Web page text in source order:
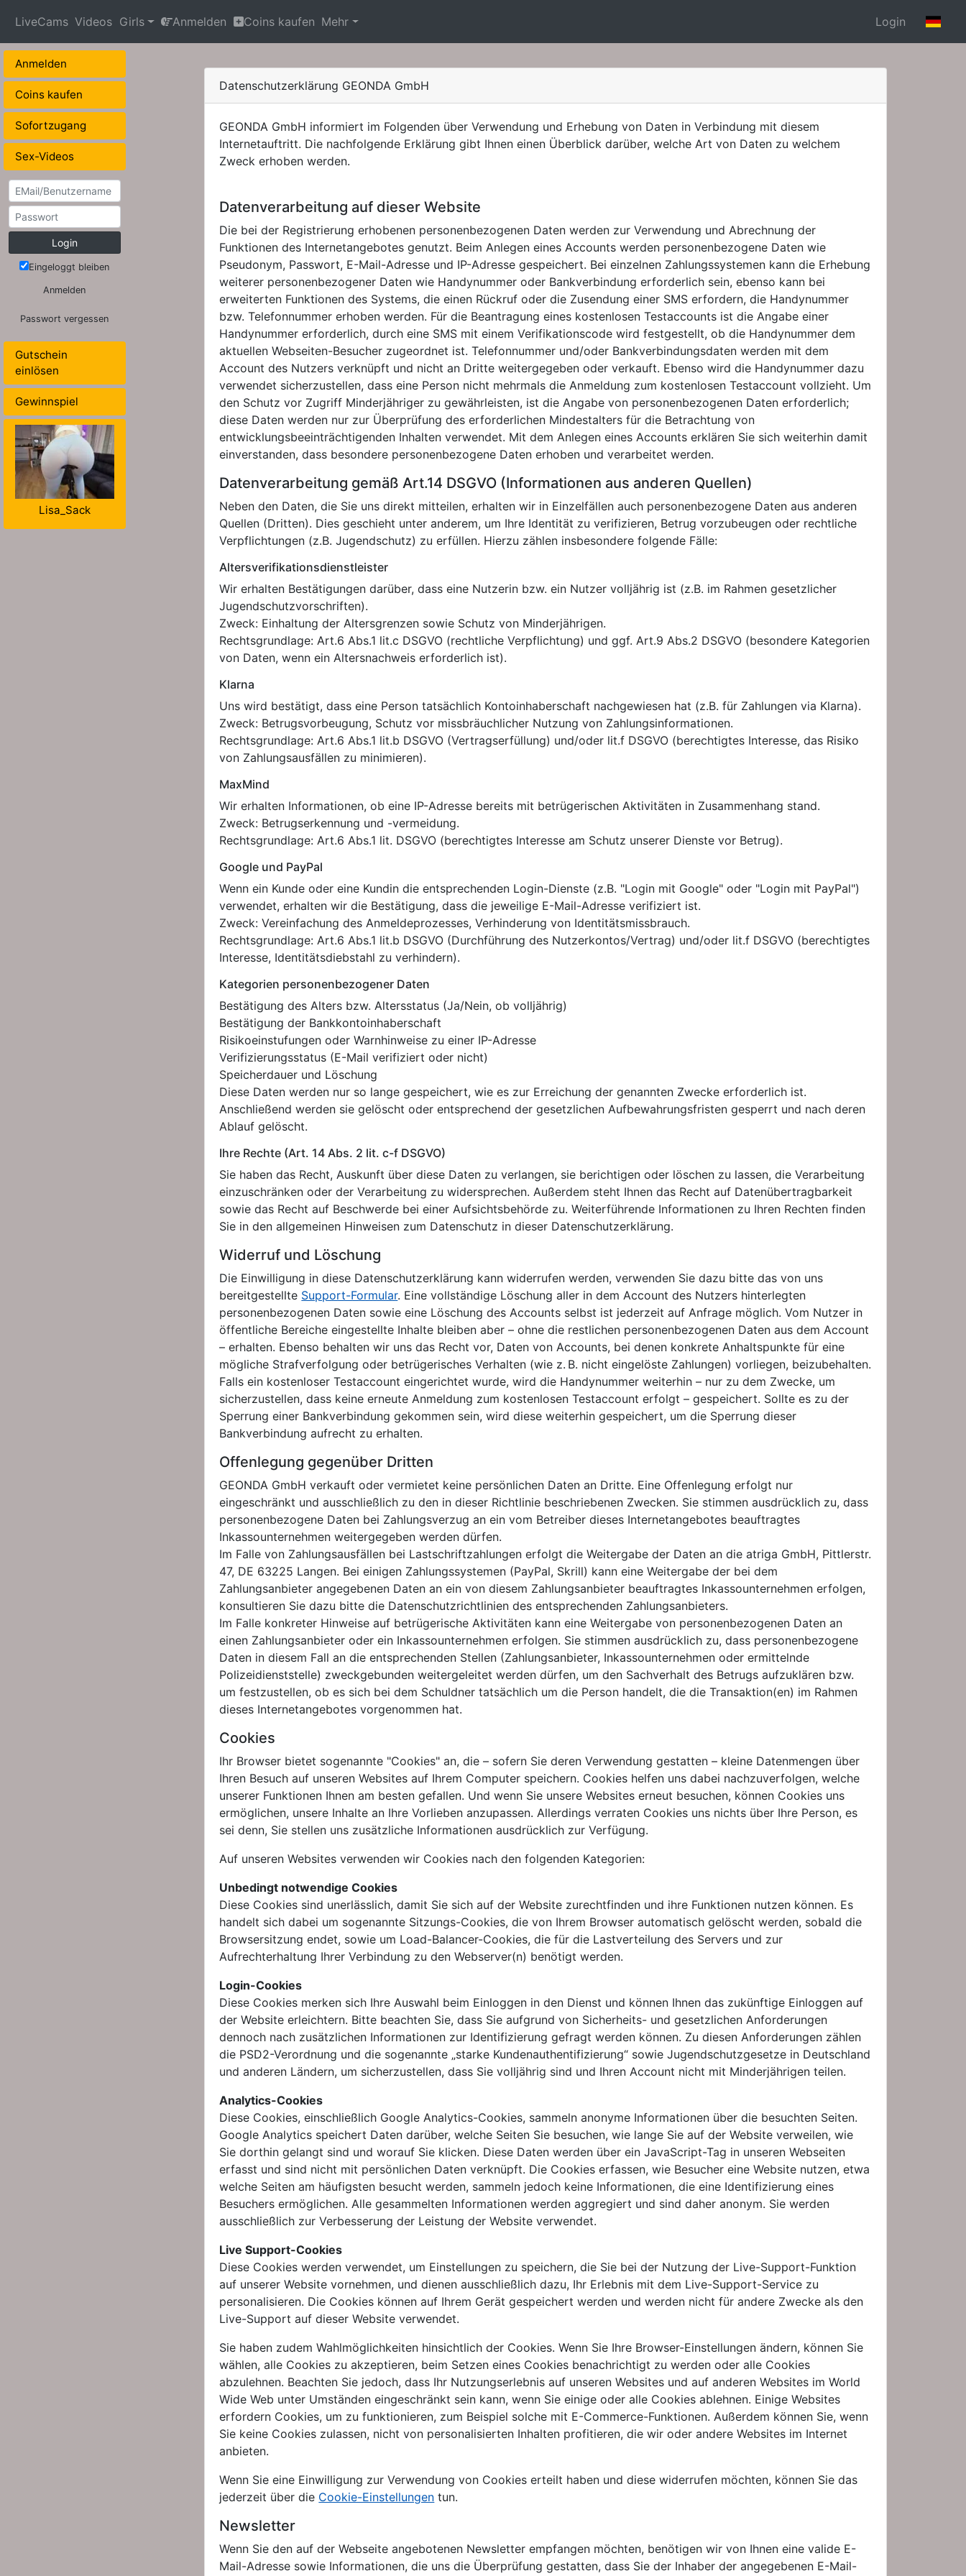
LiveCams Videos Girls Anmelden Coins kaufen Mehr Login
Anmelden
Coins kaufen
Sofortzugang
Sex-Videos
Login
Eingeloggt bleiben
Anmelden
Passwort vergessen
Gutschein
einlösen
Gewinnspiel
Lisa_Sack
Datenschutzerklärung GEONDA GmbH
GEONDA GmbH informiert im Folgenden über Verwendung und Erhebung von Daten in Verbindung mit diesem
Internetauftritt. Die nachfolgende Erklärung gibt Ihnen einen Überblick darüber, welche Art von Daten zu welchem
Zweck erhoben werden.
Datenverarbeitung auf dieser Website
Die bei der Registrierung erhobenen personenbezogenen Daten werden zur Verwendung und Abrechnung der
Funktionen des Internetangebotes genutzt. Beim Anlegen eines Accounts werden personenbezogene Daten wie
Pseudonym, Passwort, E-Mail-Adresse und IP-Adresse gespeichert. Bei einzelnen Zahlungssystemen kann die Erhebung
weiterer personenbezogener Daten wie Handynummer oder Bankverbindung erforderlich sein, ebenso kann bei
erweiterten Funktionen des Systems, die einen Rückruf oder die Zusendung einer SMS erfordern, die Handynummer
bzw. Telefonnummer erhoben werden. Für die Beantragung eines kostenlosen Testaccounts ist die Angabe einer
Handynummer erforderlich, durch eine SMS mit einem Verifikationscode wird festgestellt, ob die Handynummer dem
aktuellen Webseiten-Besucher zugeordnet ist. Telefonnummer und/oder Bankverbindungsdaten werden mit dem
Account des Nutzers verknüpft und nicht an Dritte weitergegeben oder verkauft. Ebenso wird die Handynummer dazu
verwendet sicherzustellen, dass eine Person nicht mehrmals die Anmeldung zum kostenlosen Testaccount vollzieht. Um
den Schutz vor Zugriff Minderjähriger zu gewährleisten, ist die Angabe von personenbezogenen Daten erforderlich;
diese Daten werden nur zur Überprüfung des erforderlichen Mindestalters für die Betrachtung von
entwicklungsbeeinträchtigenden Inhalten verwendet. Mit dem Anlegen eines Accounts erklären Sie sich weiterhin damit
einverstanden, dass besondere personenbezogene Daten erhoben und verarbeitet werden.
Datenverarbeitung gemäß Art.14 DSGVO (Informationen aus anderen Quellen)
Neben den Daten, die Sie uns direkt mitteilen, erhalten wir in Einzelfällen auch personenbezogene Daten aus anderen
Quellen (Dritten). Dies geschieht unter anderem, um Ihre Identität zu verifizieren, Betrug vorzubeugen oder rechtliche
Verpflichtungen (z.B. Jugendschutz) zu erfüllen. Hierzu zählen insbesondere folgende Fälle:
Altersverifikationsdienstleister
Wir erhalten Bestätigungen darüber, dass eine Nutzerin bzw. ein Nutzer volljährig ist (z.B. im Rahmen gesetzlicher
Jugendschutzvorschriften).
Zweck: Einhaltung der Altersgrenzen sowie Schutz von Minderjährigen.
Rechtsgrundlage: Art.6 Abs.1 lit.c DSGVO (rechtliche Verpflichtung) und ggf. Art.9 Abs.2 DSGVO (besondere Kategorien
von Daten, wenn ein Altersnachweis erforderlich ist).
Klarna
Uns wird bestätigt, dass eine Person tatsächlich Kontoinhaberschaft nachgewiesen hat (z.B. für Zahlungen via Klarna).
Zweck: Betrugsvorbeugung, Schutz vor missbräuchlicher Nutzung von Zahlungsinformationen.
Rechtsgrundlage: Art.6 Abs.1 lit.b DSGVO (Vertragserfüllung) und/oder lit.f DSGVO (berechtigtes Interesse, das Risiko
von Zahlungsausfällen zu minimieren).
MaxMind
Wir erhalten Informationen, ob eine IP-Adresse bereits mit betrügerischen Aktivitäten in Zusammenhang stand.
Zweck: Betrugserkennung und -vermeidung.
Rechtsgrundlage: Art.6 Abs.1 lit. DSGVO (berechtigtes Interesse am Schutz unserer Dienste vor Betrug).
Google und PayPal
Wenn ein Kunde oder eine Kundin die entsprechenden Login-Dienste (z.B. "Login mit Google" oder "Login mit PayPal")
verwendet, erhalten wir die Bestätigung, dass die jeweilige E-Mail-Adresse verifiziert ist.
Zweck: Vereinfachung des Anmeldeprozesses, Verhinderung von Identitätsmissbrauch.
Rechtsgrundlage: Art.6 Abs.1 lit.b DSGVO (Durchführung des Nutzerkontos/Vertrag) und/oder lit.f DSGVO (berechtigtes
Interesse, Identitätsdiebstahl zu verhindern).
Kategorien personenbezogener Daten
Bestätigung des Alters bzw. Altersstatus (Ja/Nein, ob volljährig)
Bestätigung der Bankkontoinhaberschaft
Risikoeinstufungen oder Warnhinweise zu einer IP-Adresse
Verifizierungsstatus (E-Mail verifiziert oder nicht)
Speicherdauer und Löschung
Diese Daten werden nur so lange gespeichert, wie es zur Erreichung der genannten Zwecke erforderlich ist.
Anschließend werden sie gelöscht oder entsprechend der gesetzlichen Aufbewahrungsfristen gesperrt und nach deren
Ablauf gelöscht.
Ihre Rechte (Art. 14 Abs. 2 lit. c-f DSGVO)
Sie haben das Recht, Auskunft über diese Daten zu verlangen, sie berichtigen oder löschen zu lassen, die Verarbeitung
einzuschränken oder der Verarbeitung zu widersprechen. Außerdem steht Ihnen das Recht auf Datenübertragbarkeit
sowie das Recht auf Beschwerde bei einer Aufsichtsbehörde zu. Weiterführende Informationen zu Ihren Rechten finden
Sie in den allgemeinen Hinweisen zum Datenschutz in dieser Datenschutzerklärung.
Widerruf und Löschung
Die Einwilligung in diese Datenschutzerklärung kann widerrufen werden, verwenden Sie dazu bitte das von uns
bereitgestellte Support-Formular. Eine vollständige Löschung aller in dem Account des Nutzers hinterlegten
personenbezogenen Daten sowie eine Löschung des Accounts selbst ist jederzeit auf Anfrage möglich. Vom Nutzer in
öffentliche Bereiche eingestellte Inhalte bleiben aber – ohne die restlichen personenbezogenen Daten aus dem Account
– erhalten. Ebenso behalten wir uns das Recht vor, Daten von Accounts, bei denen konkrete Anhaltspunkte für eine
mögliche Strafverfolgung oder betrügerisches Verhalten (wie z. B. nicht eingelöste Zahlungen) vorliegen, beizubehalten.
Falls ein kostenloser Testaccount eingerichtet wurde, wird die Handynummer weiterhin – nur zu dem Zwecke, um
sicherzustellen, dass keine erneute Anmeldung zum kostenlosen Testaccount erfolgt – gespeichert. Sollte es zu der
Sperrung einer Bankverbindung gekommen sein, wird diese weiterhin gespeichert, um die Sperrung dieser
Bankverbindung aufrecht zu erhalten.
Offenlegung gegenüber Dritten
GEONDA GmbH verkauft oder vermietet keine persönlichen Daten an Dritte. Eine Offenlegung erfolgt nur
eingeschränkt und ausschließlich zu den in dieser Richtlinie beschriebenen Zwecken. Sie stimmen ausdrücklich zu, dass
personenbezogene Daten bei Zahlungsverzug an ein vom Betreiber dieses Internetangebotes beauftragtes
Inkassounternehmen weitergegeben werden dürfen.
Im Falle von Zahlungsausfällen bei Lastschriftzahlungen erfolgt die Weitergabe der Daten an die atriga GmbH, Pittlerstr.
47, DE 63225 Langen. Bei einigen Zahlungssystemen (PayPal, Skrill) kann eine Weitergabe der bei dem
Zahlungsanbieter angegebenen Daten an ein von diesem Zahlungsanbieter beauftragtes Inkassounternehmen erfolgen,
konsultieren Sie dazu bitte die Datenschutzrichtlinien des entsprechenden Zahlungsanbieters.
Im Falle konkreter Hinweise auf betrügerische Aktivitäten kann eine Weitergabe von personenbezogenen Daten an
einen Zahlungsanbieter oder ein Inkassounternehmen erfolgen. Sie stimmen ausdrücklich zu, dass personenbezogene
Daten in diesem Fall an die entsprechenden Stellen (Zahlungsanbieter, Inkassounternehmen oder ermittelnde
Polizeidienststelle) zweckgebunden weitergeleitet werden dürfen, um den Sachverhalt des Betrugs aufzuklären bzw.
um festzustellen, ob es sich bei dem Schuldner tatsächlich um die Person handelt, die die Transaktion(en) im Rahmen
dieses Internetangebotes vorgenommen hat.
Cookies
Ihr Browser bietet sogenannte "Cookies" an, die – sofern Sie deren Verwendung gestatten – kleine Datenmengen über
Ihren Besuch auf unseren Websites auf Ihrem Computer speichern. Cookies helfen uns dabei nachzuverfolgen, welche
unserer Funktionen Ihnen am besten gefallen. Und wenn Sie unsere Websites erneut besuchen, können Cookies uns
ermöglichen, unsere Inhalte an Ihre Vorlieben anzupassen. Allerdings verraten Cookies uns nichts über Ihre Person, es
sei denn, Sie stellen uns zusätzliche Informationen ausdrücklich zur Verfügung.
Auf unseren Websites verwenden wir Cookies nach den folgenden Kategorien:
Unbedingt notwendige Cookies
Diese Cookies sind unerlässlich, damit Sie sich auf der Website zurechtfinden und ihre Funktionen nutzen können. Es
handelt sich dabei um sogenannte Sitzungs-Cookies, die von Ihrem Browser automatisch gelöscht werden, sobald die
Browsersitzung endet, sowie um Load-Balancer-Cookies, die für die Lastverteilung des Servers und zur
Aufrechterhaltung Ihrer Verbindung zu den Webserver(n) benötigt werden.
Login-Cookies
Diese Cookies merken sich Ihre Auswahl beim Einloggen in den Dienst und können Ihnen das zukünftige Einloggen auf
der Website erleichtern. Bitte beachten Sie, dass Sie aufgrund von Sicherheits- und gesetzlichen Anforderungen
dennoch nach zusätzlichen Informationen zur Identifizierung gefragt werden können. Zu diesen Anforderungen zählen
die PSD2-Verordnung und die sogenannte „starke Kundenauthentifizierung“ sowie Jugendschutzgesetze in Deutschland
und anderen Ländern, um sicherzustellen, dass Sie volljährig sind und Ihren Account nicht mit Minderjährigen teilen.
Analytics-Cookies
Diese Cookies, einschließlich Google Analytics-Cookies, sammeln anonyme Informationen über die besuchten Seiten.
Google Analytics speichert Daten darüber, welche Seiten Sie besuchen, wie lange Sie auf der Website verweilen, wie
Sie dorthin gelangt sind und worauf Sie klicken. Diese Daten werden über ein JavaScript-Tag in unseren Webseiten
erfasst und sind nicht mit persönlichen Daten verknüpft. Die Cookies erfassen, wie Besucher eine Website nutzen, etwa
welche Seiten am häufigsten besucht werden, sammeln jedoch keine Informationen, die eine Identifizierung eines
Besuchers ermöglichen. Alle gesammelten Informationen werden aggregiert und sind daher anonym. Sie werden
ausschließlich zur Verbesserung der Leistung der Website verwendet.
Live Support-Cookies
Diese Cookies werden verwendet, um Einstellungen zu speichern, die Sie bei der Nutzung der Live-Support-Funktion
auf unserer Website vornehmen, und dienen ausschließlich dazu, Ihr Erlebnis mit dem Live-Support-Service zu
personalisieren. Die Cookies können auf Ihrem Gerät gespeichert werden und werden nicht für andere Zwecke als den
Live-Support auf dieser Website verwendet.
Sie haben zudem Wahlmöglichkeiten hinsichtlich der Cookies. Wenn Sie Ihre Browser-Einstellungen ändern, können Sie
wählen, alle Cookies zu akzeptieren, beim Setzen eines Cookies benachrichtigt zu werden oder alle Cookies
abzulehnen. Beachten Sie jedoch, dass Ihr Nutzungserlebnis auf unseren Websites und auf anderen Websites im World
Wide Web unter Umständen eingeschränkt sein kann, wenn Sie einige oder alle Cookies ablehnen. Einige Websites
erfordern Cookies, um zu funktionieren, zum Beispiel solche mit E-Commerce-Funktionen. Außerdem können Sie, wenn
Sie keine Cookies zulassen, nicht von personalisierten Inhalten profitieren, die wir oder andere Websites im Internet
anbieten.
Wenn Sie eine Einwilligung zur Verwendung von Cookies erteilt haben und diese widerrufen möchten, können Sie das
jederzeit über die Cookie-Einstellungen tun.
Newsletter
Wenn Sie den auf der Webseite angebotenen Newsletter empfangen möchten, benötigen wir von Ihnen eine valide E-
Mail-Adresse sowie Informationen, die uns die Überprüfung gestatten, dass Sie der Inhaber der angegebenen E-Mail-